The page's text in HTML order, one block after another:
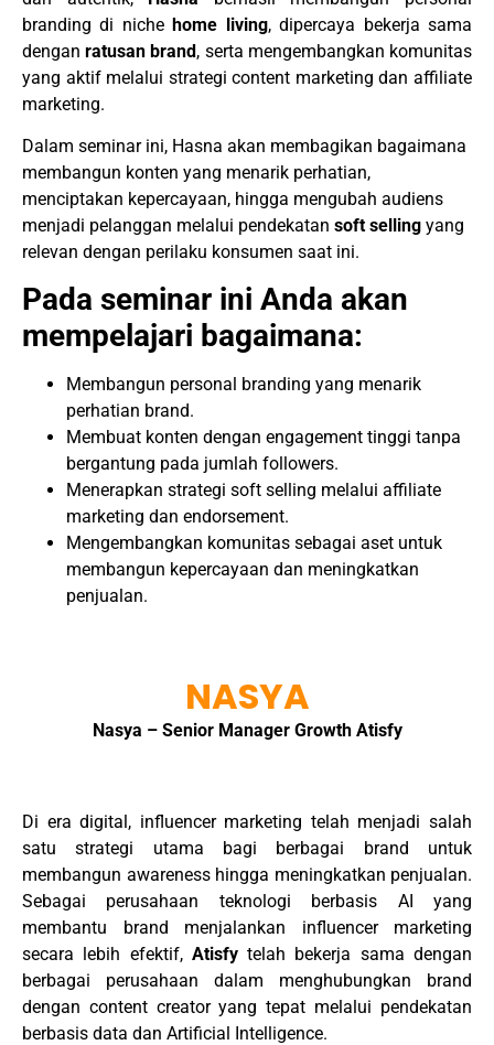
branding di nichehome living, dipercaya bekerja sama
denganratusan brand, serta mengembangkan komunitas
yang aktif melalui strategi content marketing dan affiliate
marketing.
Dalam seminar ini, Hasna akan membagikan bagaimana
membangun konten yang menarik perhatian,
menciptakan kepercayaan, hingga mengubah audiens
menjadi pelanggan melalui pendekatan soft selling yang
relevan dengan perilaku konsumen saat ini.
Pada seminar ini Anda akan
mempelajari bagaimana:
Membangun personal branding yang menarik
perhatian brand.
Membuat konten dengan engagement tinggi tanpa
bergantung pada jumlah followers.
Menerapkan strategi soft selling melalui affiliate
marketing dan endorsement.
Mengembangkan komunitas sebagai aset untuk
membangun kepercayaan dan meningkatkan
penjualan.
NASYA
Nasya – Senior Manager Growth Atisfy
Di era digital, influencer marketing telah menjadi salah
satu strategi utama bagi berbagai brand untuk
membangun awareness hingga meningkatkan penjualan.
Sebagai perusahaan teknologi berbasis AI yang
membantu brand menjalankan influencer marketing
secara lebih efektif, Atisfytelah bekerja sama dengan
berbagai perusahaan dalam menghubungkan brand
dengan content creator yang tepat melalui pendekatan
berbasis data dan Artificial Intelligence.